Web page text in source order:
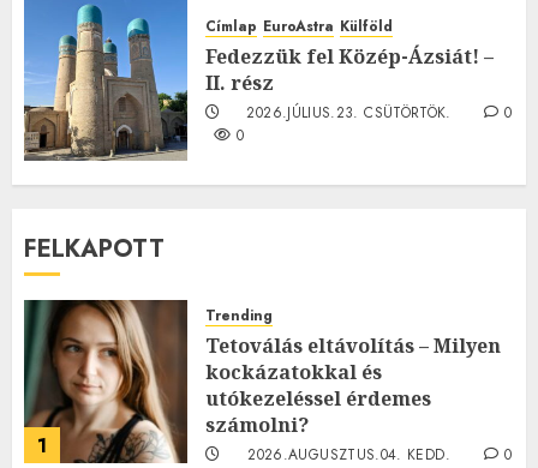
2026.JÚLIUS.23. CSÜTÖRTÖK.
0
Címlap EuroAstra Külföld
Fedezzük fel Közép-Ázsiát! –
II. rész
2026.JÚLIUS.23. CSÜTÖRTÖK.
0
0
FELKAPOTT
1
Trending
Tetoválás eltávolítás – Milyen
kockázatokkal és
utókezeléssel érdemes
számolni?
2026.AUGUSZTUS.04. KEDD.
0